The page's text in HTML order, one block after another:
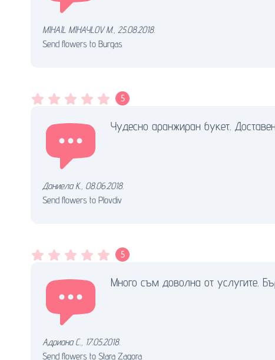
MIHAIL MIHAYLOV M., 25.08.2018.
Send flowers to Burgas
5
Чудесно аранжиран букет.
Даниела К., 08.06.2018.
Send flowers to Plovdiv
5
Много съм доволна от услугите.
Адриана С., 17.05.2018.
Send flowers to Stara Zagora